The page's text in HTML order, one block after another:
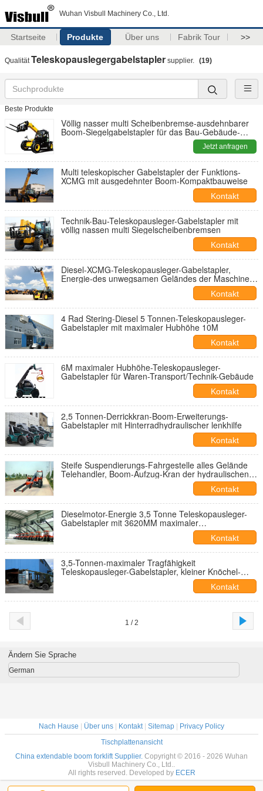
Wuhan Visbull Machinery Co., Ltd.
Startseite Produkte Über uns Fabrik Tour >>
QualitätTeleskopauslegergabelstapler supplier. (19)
Beste Produkte
Völlig nasser multi Scheibenbremse-ausdehnbarer
Boom-Siegelgabelstapler für das Bau-Gebäude-
Jetzt anfragen
Multi teleskopischer Gabelstapler der Funktions-
XCMG mit ausgedehnter Boom-Kompaktbauweise
Kontakt
Technik-Bau-Teleskopausleger-Gabelstapler mit
völlig nassen multi Siegelscheibenbremsen
Kontakt
Diesel-XCMG-Teleskopausleger-Gabelstapler,
Energie-des unwegsamen Geländes der Maschinen-
Kontakt
4 Rad Stering-Diesel 5 Tonnen-Teleskopausleger-
Gabelstapler mit maximaler Hubhöhe 10M
Kontakt
6M maximaler Hubhöhe-Teleskopausleger-
Gabelstapler für Waren-Transport/Technik-Gebäude
Kontakt
2,5 Tonnen-Derrickkran-Boom-Erweiterungs-
Gabelstapler mit Hinterradhydraulischer lenkhilfe
Kontakt
Steife Suspendierungs-Fahrgestelle alles Gelände
Telehandler, Boom-Aufzug-Kran der hydraulischen
Kontakt
Dieselmotor-Energie 3,5 Tonne Teleskopausleger-
Gabelstapler mit 3620MM maximaler
Kontakt
3,5-Tonnen-maximaler Tragfähigkeit
Teleskopausleger-Gabelstapler, kleiner Knöchel-
Kontakt
1 / 2
Ändern Sie Sprache
German
Nach Hause Über uns Kontakt| Sitemap
Privacy Policy
Tischplattenansicht
China extendable boom forklift Supplier. Copyright © 2016 - 2026 Wuhan
Visbull Machinery Co., Ltd..
All rights reserved. Developed by ECER